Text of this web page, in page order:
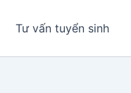
Tư vấn tuyển sinh